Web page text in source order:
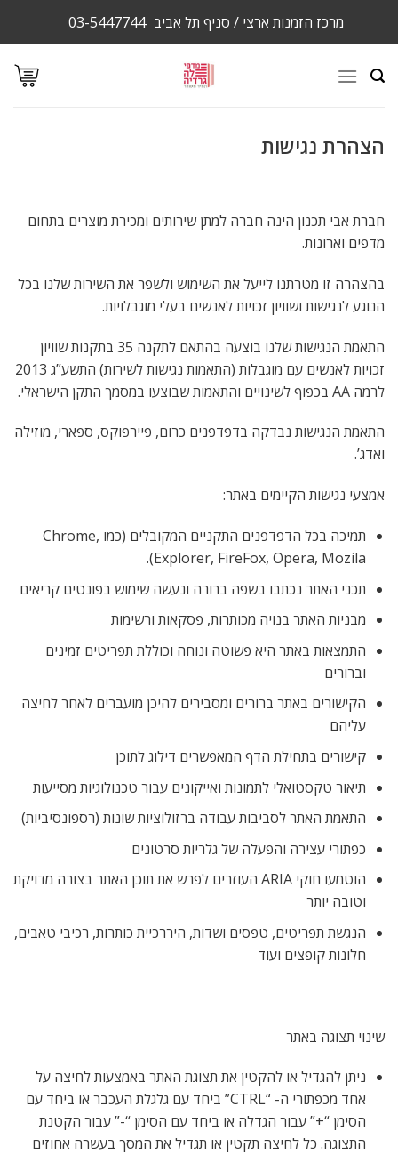
מרכז הזמנות ארצי / סניף תל אביב 03-5447744
הצהרת נגישות
חברת אבי תכנון הינה חברה למתן שירותים ומכירת מוצרים בתחום
מדפים וארונות.
בהצהרה זו מטרתנו לייעל את השימוש ולשפר את השירות שלנו בכל
הנוגע לנגישות ושוויון זכויות לאנשים בעלי מוגבלויות.
התאמת הנגישות שלנו בוצעה בהתאם לתקנה 35 בתקנות שוויון
זכויות לאנשים עם מוגבלות (התאמות נגישות לשירות) התשע”ג 2013
לרמה AA בכפוף לשינויים והתאמות שבוצעו במסמך התקן הישראלי.
התאמת הנגישות נבדקה בדפדפנים כרום, פיירפוקס, ספארי, מוזילה
ואדג’.
אמצעי נגישות הקיימים באתר:
תמיכה בכל הדפדפנים התקניים המקובלים (כמו Chrome,
Explorer, FireFox, Opera, Mozila).
תכני האתר נכתבו בשפה ברורה ונעשה שימוש בפונטים קריאים
מבניות האתר בנויה מכותרות, פסקאות ורשימות
התמצאות באתר היא פשוטה ונוחה וכוללת תפריטים זמינים
וברורים
הקישורים באתר ברורים ומסבירים להיכן מועברים לאחר לחיצה
עליהם
קישורים בתחילת הדף המאפשרים דילוג לתוכן
תיאור טקסטואלי לתמונות ואייקונים עבור טכנולוגיות מסייעות
התאמת האתר לסביבות עבודה ברזולוציות שונות (רספונסיביות)
כפתורי עצירה והפעלה של גלריות סרטונים
הוטמעו חוקי ARIA העוזרים לפרש את תוכן האתר בצורה מדויקת
וטובה יותר
הנגשת תפריטים, טפסים ושדות, היררכיית כותרות, רכיבי טאבים,
חלונות קופצים ועוד
שינוי תצוגה באתר
ניתן להגדיל או להקטין את תצוגת האתר באמצעות לחיצה על
אחד מכפתורי ה- “CTRL” ביחד עם גלגלת העכבר או ביחד עם
הסימן “+” עבור הגדלה או ביחד עם הסימן “-” עבור הקטנת
התצוגה. כל לחיצה תקטין או תגדיל את המסך בעשרה אחוזים